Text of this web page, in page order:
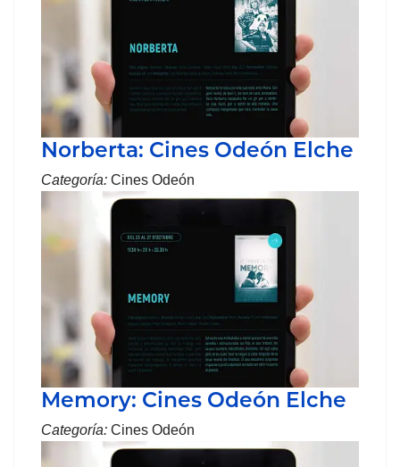
Norberta: Cines Odeón Elche
Categoría: Cines Odeón
Memory: Cines Odeón Elche
Categoría: Cines Odeón